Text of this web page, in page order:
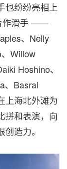
也纷纷亮相上
作滑手 ——
、Nelly
Willow
Hoshino、
、Basral
上海北外滩为
拼和表演，向
造力。